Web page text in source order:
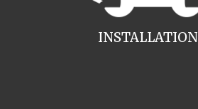
INSTALLATION